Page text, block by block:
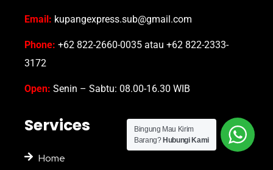
Email: kupangexpress.sub@gmail.com
Phone: +62 822-2660-0035 atau +62 822-2333-
3172
Open: Senin – Sabtu: 08.00-16.30 WIB
Services
Home
Bingung Mau Kirim
Barang? Hubungi Kami